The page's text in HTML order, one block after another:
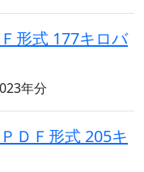
形式 177キロバ
年分
ＤＦ形式 205キ